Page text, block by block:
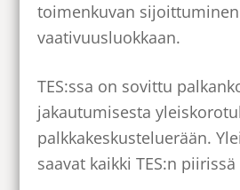
toimenkuvan sijoittuminen
vaativuusluokkaan.
TES:ssa on sovittu
jakautumisesta
palkkakeskusteluerään.
saavat kaikki TES:n